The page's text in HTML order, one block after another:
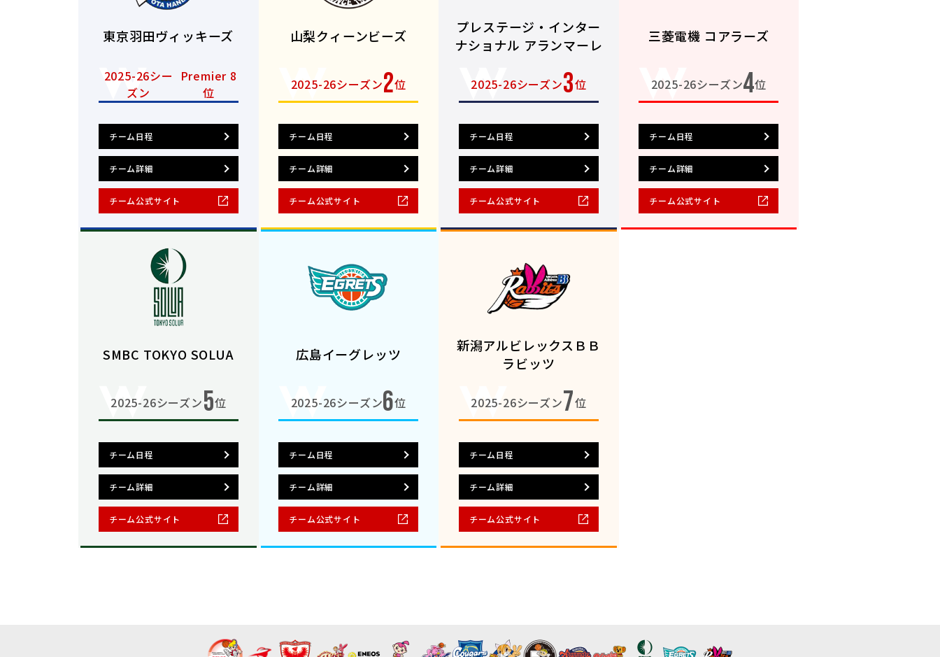
東京羽田ヴィッキーズ
2025-26シー
ズン
Premier 8
位
チーム日程
チーム詳細
チーム公式サイト
山梨クィーンビーズ
2025-26シーズン2位
チーム日程
チーム詳細
チーム公式サイト
プレステージ・インター
ナショナル アランマーレ
2025-26シーズン3位
チーム日程
チーム詳細
チーム公式サイト
三菱電機 コアラーズ
2025-26シーズン4位
チーム日程
チーム詳細
チーム公式サイト
SMBC TOKYO SOLUA
2025-26シーズン5位
チーム日程
チーム詳細
チーム公式サイト
広島イーグレッツ
2025-26シーズン6位
チーム日程
チーム詳細
チーム公式サイト
新潟アルビレックスＢＢ
ラビッツ
2025-26シーズン7位
チーム日程
チーム詳細
チーム公式サイト